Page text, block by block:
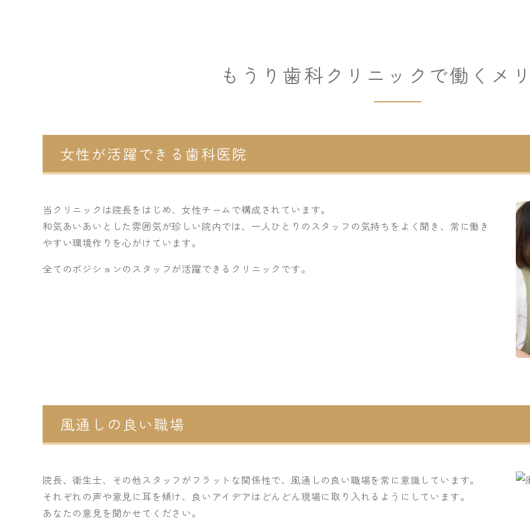
もうり歯科クリニックで働くメ
女性が活躍できる歯科医院
当クリニックは院長をはじめ、女性チームで構成されています。
和気あいあいとした雰囲気が珍しい院内では、一人ひとりのスタッフの気持ちをよく聞き、常に働き
やすい環境作りを心がけています。
全てのポジションのスタッフが活躍できるクリニックです。
風通しの良い職場
院長、衛生士、その他スタッフがフラットな関係性で、風通しの良い職場を常に意識しています。
それぞれの声や意見に耳を傾け、良いアイデアはどんどん現場に取り入れるようにしています。
あなたの意見を聞かせてください。